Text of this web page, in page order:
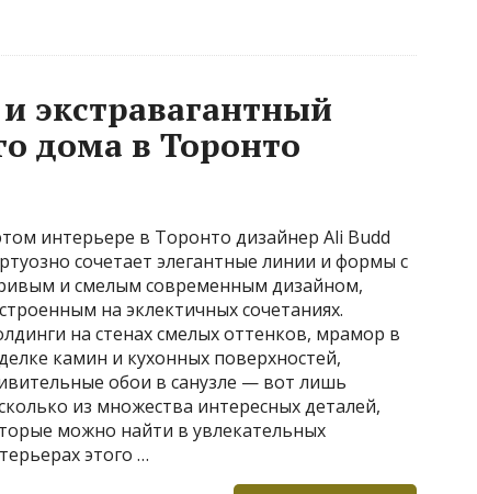
экстравагантный
дома в Торонто
интерьере в Торонто дизайнер Ali Budd
сочетает элегантные линии и формы с
и смелым современным дизайном,
на эклектичных сочетаниях.
на стенах смелых оттенков, мрамор в
камин и кухонных поверхностей,
обои в санузле — вот лишь
из множества интересных деталей,
можно найти в увлекательных
этого …